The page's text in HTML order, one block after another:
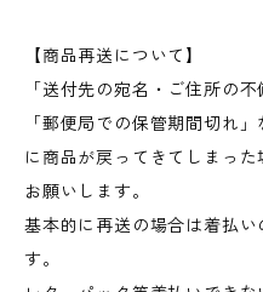
【商品再送について】
「送付先の宛名・ご住所の
「郵便局での保管期間切れ
に商品が戻ってきてしまっ
お願いします。
基本的に再送の場合は着払
す。